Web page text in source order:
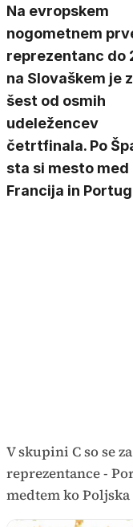
Na evropskem
nogometnem
reprezentanc do
na Slovaškem je
šest od osmih
udeležencev
četrtfinala. Po
sta si mesto
Francija in
V skupini C so se
reprezentance -
medtem ko